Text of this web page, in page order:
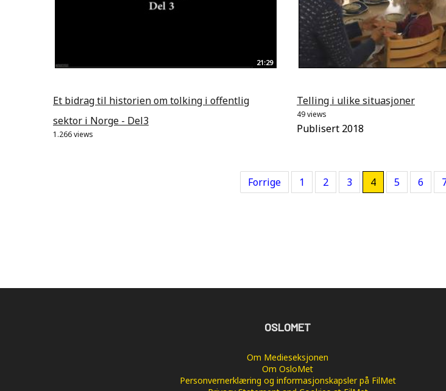
21:29
Et bidrag til historien om tolking i offentlig
sektor i Norge - Del3
1.266 views
Telling i ulike situasjoner
49 views
Publisert 2018
Forrige 1 2 3 4 5 6
OSLOMET
Om Medieseksjonen
Om OsloMet
Personvernerklæring og informasjonskapsler på FilMet